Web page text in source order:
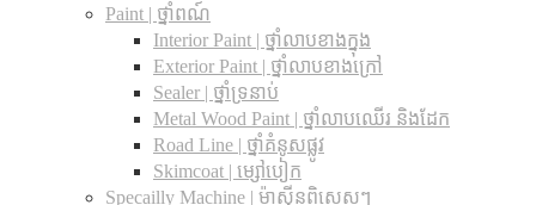
Paint | ថ្នាំពណ៍
Interior Paint | ថ្នាំលាបខាងក្នុង
Exterior Paint | ថ្នាំលាបខាងក្រៅ
Sealer | ថ្នាំទ្រនាប់
Metal Wood Paint | ថ្នាំលាបឈើរ និងដែក
Road Line | ថ្នាំគំនូសផ្លូវ
Skimcoat | ម្សៅបៀក
Specailly Machine | ម៉ាស៊ីនពិសេសៗ